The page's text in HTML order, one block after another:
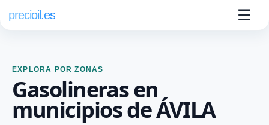
precioil.es ☰
EXPLORA POR ZONAS
Gasolineras en
municipios de ÁVILA